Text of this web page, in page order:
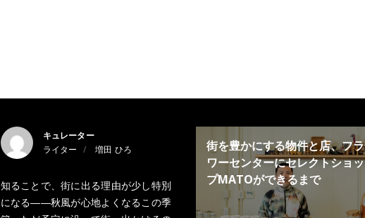
キュレーター
ライター
増田 ひろ
知ることで、街に出る理由が少し特別
になる――秋風が心地よくなるこの季
街を豊かにする物件と店、フラ
ワーセンターにセレクトショッ
プMATOができるまで